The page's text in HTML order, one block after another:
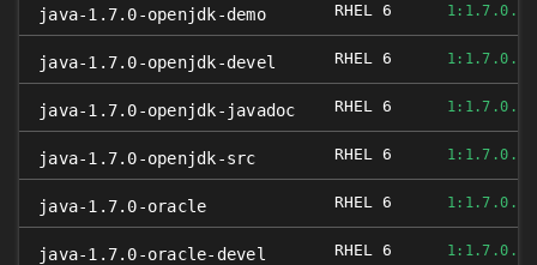
java-1.7.0-openjdk-demo RHEL 6 1:1.7.0.9-
java-1.7.0-openjdk-devel RHEL 6 1:1.7.0.9-
java-1.7.0-openjdk-javadoc RHEL 6 1:1.7.0.9-
java-1.7.0-openjdk-src RHEL 6 1:1.7.0.9-
java-1.7.0-oracle RHEL 6
java-1.7.0-oracle-devel RHEL 6